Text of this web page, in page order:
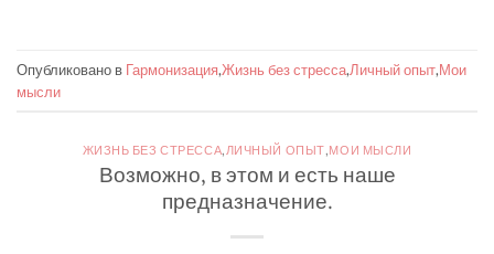
Опубликовано в Гармонизация,Жизнь без стресса,Личный опыт,Мои
мысли
ЖИЗНЬ БЕЗ СТРЕССА,ЛИЧНЫЙ ОПЫТ,МОИ МЫСЛИ
Возможно, в этом и есть наше
предназначение.